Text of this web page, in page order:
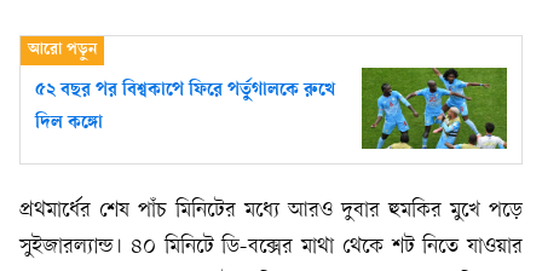
৫২ বছর পর বিশ্বকাপে ফিরে পর্তুগালকে রুখে
দিল কঙ্গো
প্রথমার্ধের শেষ পাঁচ মিনিটের মধ্যে আরও দুবার হুমকির মুখে পড়ে
সুইজারল্যান্ড। ৪০ মিনিটে ডি-বক্সের মাথা থেকে শট নিতে যাওয়ার